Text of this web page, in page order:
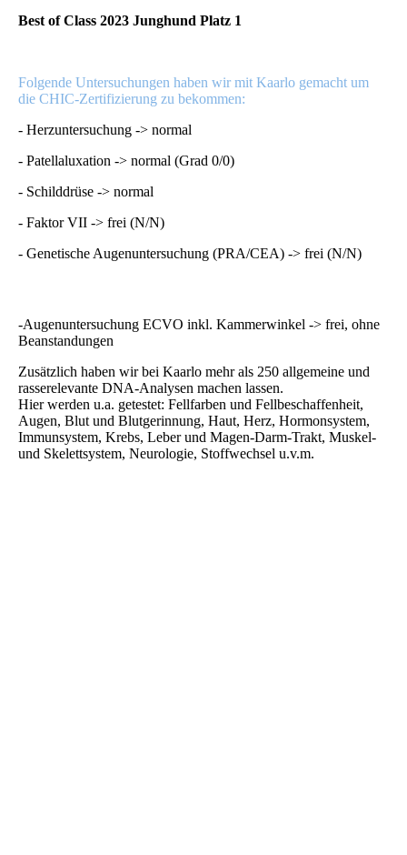
Best of Class 2023 Junghund Platz 1
Folgende Untersuchungen haben wir mit Kaarlo gemacht um
die CHIC-Zertifizierung zu bekommen:
- Herzuntersuchung -> normal
- Patellaluxation -> normal (Grad 0/0)
- Schilddrüse -> normal
- Faktor VII -> frei (N/N)
- Genetische Augenuntersuchung (PRA/CEA) -> frei (N/N)
-Augenuntersuchung ECVO inkl. Kammerwinkel -> frei, ohne
Beanstandungen
Zusätzlich haben wir bei Kaarlo mehr als 250 allgemeine und
rasserelevante DNA-Analysen machen lassen.
Hier werden u.a. getestet: Fellfarben und Fellbeschaffenheit,
Augen, Blut und Blutgerinnung, Haut, Herz, Hormonsystem,
Immunsystem, Krebs, Leber und Magen-Darm-Trakt, Muskel-
und Skelettsystem, Neurologie, Stoffwechsel u.v.m.